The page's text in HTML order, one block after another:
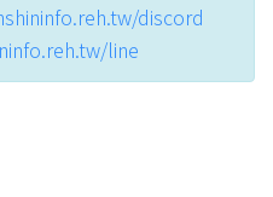
discord
line